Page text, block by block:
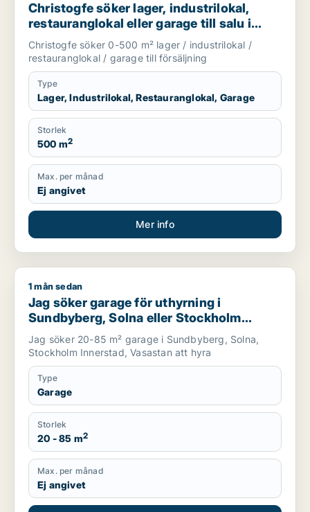
Christogfe söker lager, industrilokal,
restauranglokal eller garage till salu i
Nykvarn, Stockholm Innerstad eller
Kungsholmen m.fl.
Christogfe söker 0-500 m² lager / industrilokal /
restauranglokal / garage till försäljning
Type
Lager, Industrilokal, Restauranglokal, Garage
Storlek
500 m2
Max. per månad
Ej angivet
Mer info
Jag söker garage för uthyrning i Sundbyberg, Solna eller
1 mån sedan
Jag söker garage för uthyrning i
Sundbyberg, Solna eller Stockholm
Innerstad m.fl.
Jag söker 20-85 m² garage i Sundbyberg, Solna,
Stockholm Innerstad, Vasastan att hyra
Type
Garage
Storlek
20 - 85 m2
Max. per månad
Ej angivet